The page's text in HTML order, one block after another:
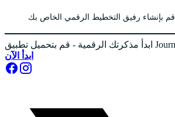
قم بإنشاء رفيق التخطيط الرقمي الخاص بك
ابدأ الآن